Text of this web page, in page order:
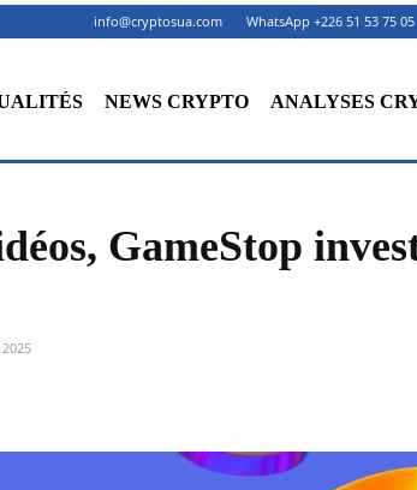
info@cryptosua.com WhatsApp +226 51 53 75 05
NEWS CRYPTO ANALYSES
GameStop